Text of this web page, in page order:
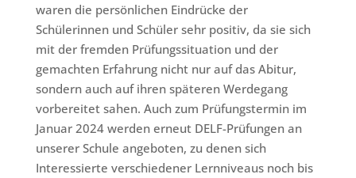
waren die persönlichen Eindrücke der
Schülerinnen und Schüler sehr positiv, da sie sich
mit der fremden Prüfungssituation und der
gemachten Erfahrung nicht nur auf das Abitur,
sondern auch auf ihren späteren Werdegang
vorbereitet sahen. Auch zum Prüfungstermin im
Januar 2024 werden erneut DELF-Prüfungen an
unserer Schule angeboten, zu denen sich
Interessierte verschiedener Lernniveaus noch bis